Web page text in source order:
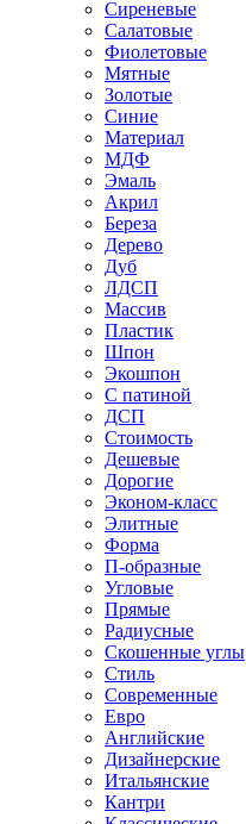
Сиреневые
Салатовые
Фиолетовые
Мятные
Золотые
Синие
Материал
МДФ
Эмаль
Акрил
Береза
Дерево
Дуб
ЛДСП
Массив
Пластик
Шпон
Экошпон
С патиной
ДСП
Стоимость
Дешевые
Дорогие
Эконом-класс
Элитные
Форма
П-образные
Угловые
Прямые
Радиусные
Скошенные углы
Стиль
Современные
Евро
Английские
Дизайнерские
Итальянские
Кантри